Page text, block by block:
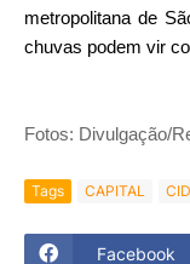
metropolitana de
chuvas podem vir
Fotos: Divulgação/
Tags CAPITAL
Facebook